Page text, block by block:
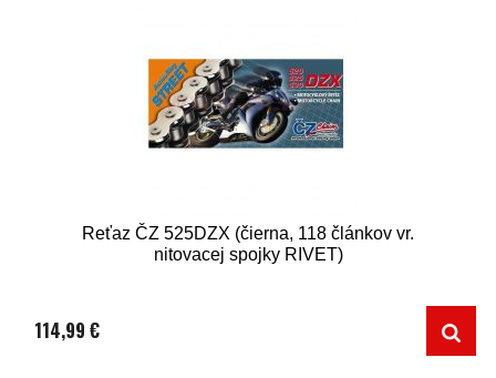
Reťaz ČZ 525DZX (čierna, 118 článkov vr.
nitovacej spojky RIVET)
114,99 €